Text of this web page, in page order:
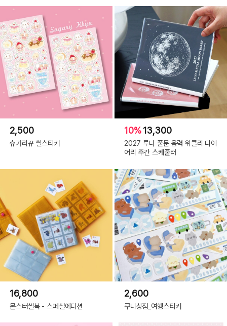
2,500
슈가리뀨 씰스티커
10%13,300
2027 루나 풀문 음력 위클리 다이
어리 주간 스케줄러
16,800
몬스터씰북 - 스페셜에디션
2,600
쿠니상점_여행스티커